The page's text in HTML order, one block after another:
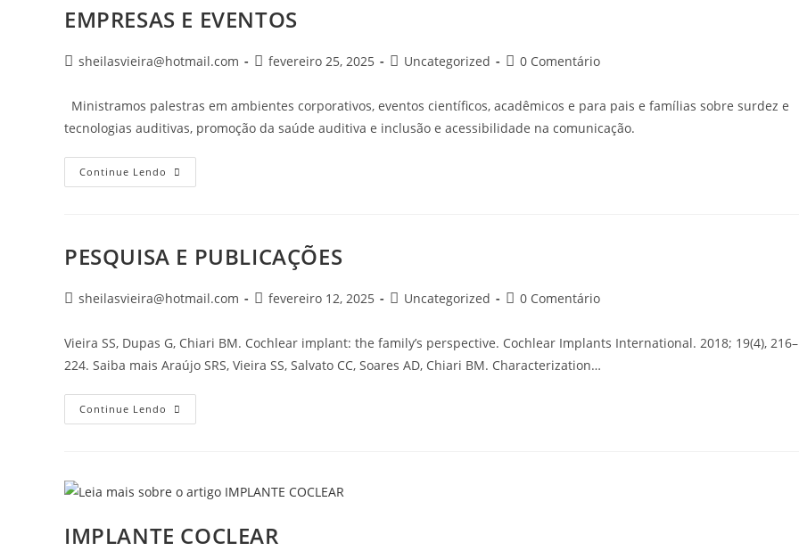
EMPRESAS E EVENTOS
Autor
post:
sheilasvieira@hotmail.com
Postfevereiro 25, 2025
Categoria
post:
Uncategorized
Comentários
post:
0 Comentário
Ministramos palestras em ambientes corporativos, eventos científicos, acadêmicos e para pais e famílias sobre surdez e
tecnologias auditivas, promoção da saúde auditiva e inclusão e acessibilidade na comunicação.
Continue Lendo EMPRESAS
E
PESQUISA E PUBLICAÇÕES
Autor
post:
sheilasvieira@hotmail.com
Postfevereiro 12, 2025
Categoria
post:
Uncategorized
Comentários
post:
0 Comentário
Vieira SS, Dupas G, Chiari BM. Cochlear implant: the family’s perspective. Cochlear Implants International. 2018; 19(4), 216–
224. Saiba mais Araújo SRS, Vieira SS, Salvato CC, Soares AD, Chiari BM. Characterization…
Continue Lendo PESQUISA
E
IMPLANTE COCLEAR